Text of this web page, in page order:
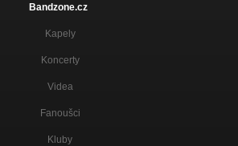
Bandzone.cz
Kapely
Koncerty
Videa
Fanoušci
Kluby